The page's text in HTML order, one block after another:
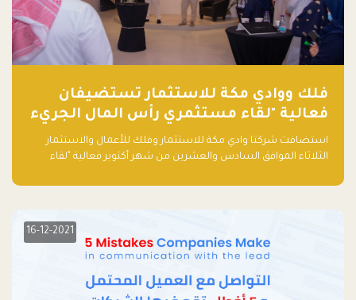
فلك ووادي مكة للاستثمار تستضيفان
فعالية "لقاء مستثمري رأس المال الجريء
في المنطقة"
استضافت شركتا وادي مكة للاستثمار وفلك للأعمال والاستثمار
الثلاثاء الموافق السادس والعشرين من شهر أكتوبر فعالية "لقاء
مشاركاً من أبرز صناديق رأس المال الجريء وممثلي المؤسسات
16-12-2021